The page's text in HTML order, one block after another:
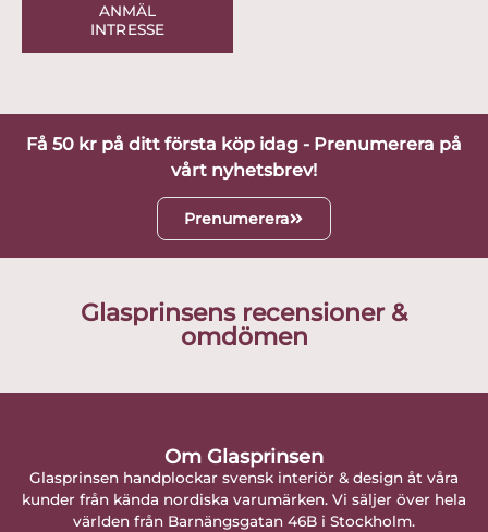
ANMÄL
INTRESSE
Få 50 kr på ditt första köp idag - Prenumerera på
vårt nyhetsbrev!
Prenumerera
Glasprinsens recensioner &
omdömen
Om Glasprinsen
Glasprinsen handplockar svensk interiör & design åt våra
kunder från kända nordiska varumärken. Vi säljer över hela
världen från Barnängsgatan 46B i Stockholm.